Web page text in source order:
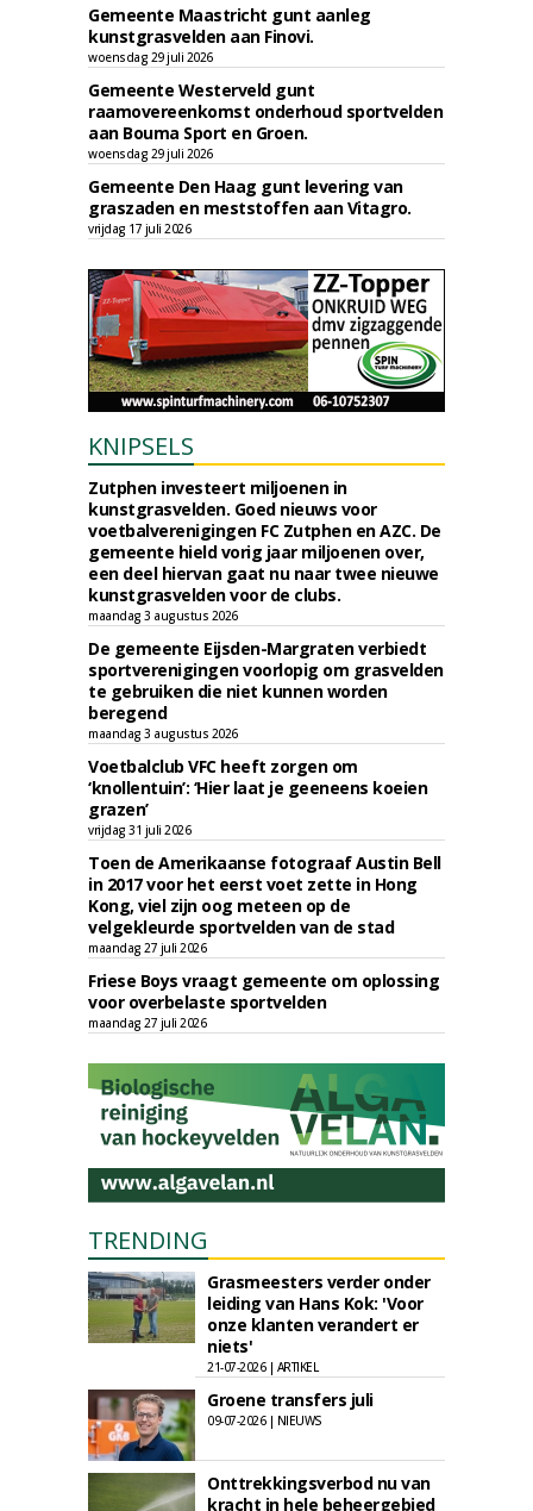
Gemeente Maastricht gunt aanleg
kunstgrasvelden aan Finovi.
woensdag 29 juli 2026
Gemeente Westerveld gunt
raamovereenkomst onderhoud sportvelden
aan Bouma Sport en Groen.
woensdag 29 juli 2026
Gemeente Den Haag gunt levering van
graszaden en meststoffen aan Vitagro.
vrijdag 17 juli 2026
KNIPSELS
Zutphen investeert miljoenen in
kunstgrasvelden. Goed nieuws voor
voetbalverenigingen FC Zutphen en AZC. De
gemeente hield vorig jaar miljoenen over,
een deel hiervan gaat nu naar twee nieuwe
kunstgrasvelden voor de clubs.
maandag 3 augustus 2026
De gemeente Eijsden-Margraten verbiedt
sportverenigingen voorlopig om grasvelden
te gebruiken die niet kunnen worden
beregend
maandag 3 augustus 2026
Voetbalclub VFC heeft zorgen om
‘knollentuin’: ‘Hier laat je geeneens koeien
grazen’
vrijdag 31 juli 2026
Toen de Amerikaanse fotograaf Austin Bell
in 2017 voor het eerst voet zette in Hong
Kong, viel zijn oog meteen op de
velgekleurde sportvelden van de stad
maandag 27 juli 2026
Friese Boys vraagt gemeente om oplossing
voor overbelaste sportvelden
maandag 27 juli 2026
TRENDING
Grasmeesters verder onder
leiding van Hans Kok: 'Voor
onze klanten verandert er
niets'
21-07-2026 | ARTIKEL
Groene transfers juli
09-07-2026 | NIEUWS
Onttrekkingsverbod nu van
kracht in hele beheergebied